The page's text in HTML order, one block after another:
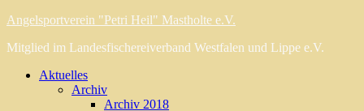
Angelsportverein "Petri Heil" Mastholte e.V.
Mitglied im Landesfischereiverband Westfalen und Lippe e.V.
Aktuelles
Archiv
Archiv 2018